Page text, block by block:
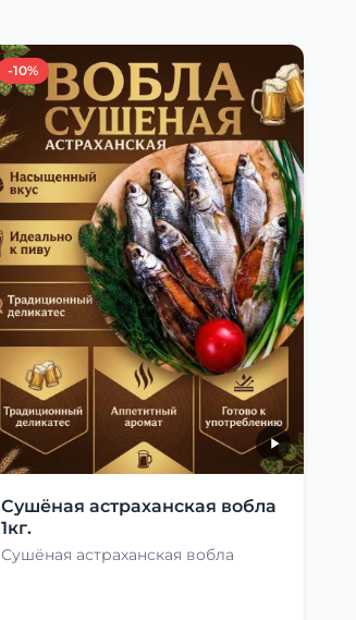
-10%
Сушёная астраханская вобла
1кг.
Сушёная астраханская вобла